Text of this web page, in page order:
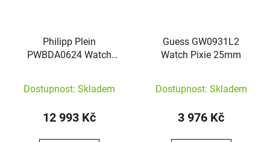
Philipp Plein
PWBDA0624 Watch
Dostupnost: Skladem
12 993 Kč
Guess GW0931L2
Watch Pixie 25mm
Dostupnost: Skladem
3 976 Kč